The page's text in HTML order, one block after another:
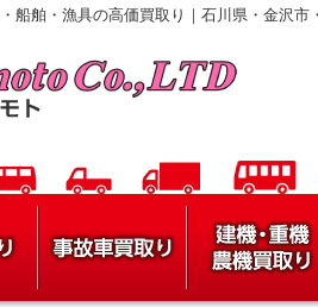
船舶・漁具の高価買取り｜石川県・金沢